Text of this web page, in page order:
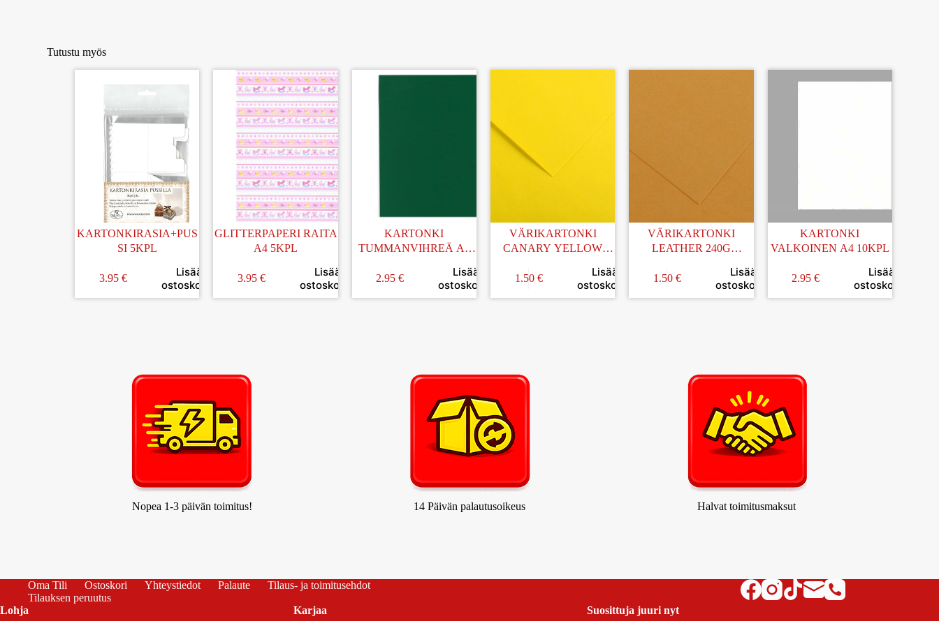
Tutustu myös
KARTONKIRASIA+PUS
SI 5KPL
3.95 €
Lisää
ostoskoriin
GLITTERPAPERI RAITA
A4 5KPL
3.95€
Lisää
ostoskoriin
KARTONKI
TUMMANVIHREÄ A4
2.95€
Lisää
ostoskoriin
VÄRIKARTONKI
CANARY YELLOW
1.50 €
Lisää
ostoskoriin
VÄRIKARTONKI
LEATHER 240G
1.50 €
Lisää
ostoskoriin
KARTONKI
VALKOINEN A4 10KPL
2.95€
Lisää
ostoskoriin
Nopea 1-3 päivän toimitus! 14 Päivän palautusoikeus Halvat toimitusmaksut
Oma Tili Ostoskori Yhteystiedot Palaute
Tilaus- ja toimitusehdot
Tilauksen peruutus
Lohja
Karjaa
Suosittuja juuri nyt